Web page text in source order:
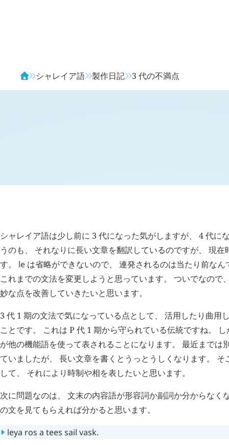
シャレイア語 製作日記 3 代の不満点
シャレイア語は少し前に 3 代になった気がしますが、 4 代に
うのも、 それなりに長い文章を翻訳しているのですが、 現
す。 le は省略ができないので、 連発されるのは当たり前なん
これまでの文法を変更しようと思っています。 ついでなので
妙な点を改善していきたいと思います。
3 代 1 期の文法で気になっている点として、 活用したり曲用
ことです。 これは P 代 1 期から守られている伝統ですね。
が他の機能語を使って表されることになります。 最近までは
ていましたが、 長い文章を書くとうっとうしくなります。
して、 それにより時制や相を表したいと思います。
次に問題なのは、 文末の内容語が形容詞か副詞か分からなく
の文を見てもらえれば分かると思います。
leya ros a tees sail vask.